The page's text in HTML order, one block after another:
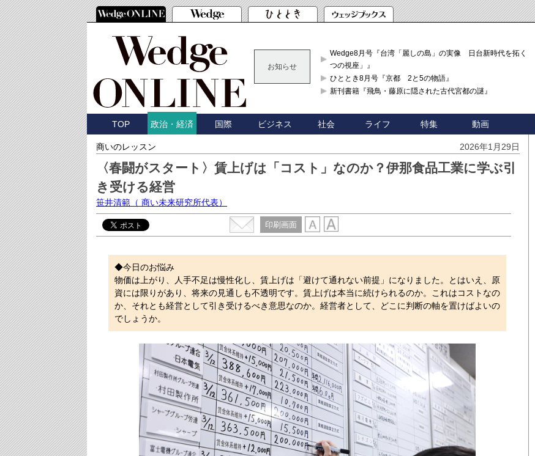
お知らせ
Wedge8月号『台湾「麗しの島」の実像 日台新時代を拓く「3
つの視座」』
ひととき8月号『京都 2と5の物語』
新刊書籍『飛鳥・藤原に隠された古代宮都の謎』
TOP 政治・経済 国際 ビジネス 社会 ライフ 特集 動画
商いのレッスン 2026年1月29日
〈春闘がスタート〉賃上げは「コスト」なのか？伊那食品工業に学ぶ引
き受ける経営
笹井清範 （ 商い未来研究所代表）
印刷画面
◆今日のお悩み
物価は上がり、人手不足は慢性化し、賃上げは「避けて通れない前提」になりました。とはいえ、原
資には限りがあり、将来の見通しも不透明です。賃上げは本当に続けられるのか。これはコストなの
か、それとも経営として引き受けるべき意思なのか。経営者として、どこに判断の軸を置けばよいの
でしょうか。